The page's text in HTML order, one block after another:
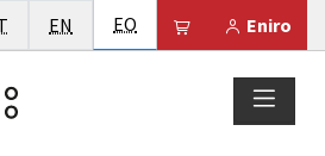
Eniro
Il tuo carrello
Italiano
EN English
EO Esperanto